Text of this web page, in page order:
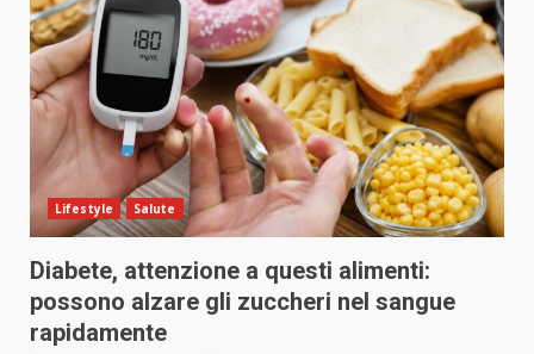
Lifestyle Salute
Diabete, attenzione a questi alimenti:
possono alzare gli zuccheri nel sangue
rapidamente